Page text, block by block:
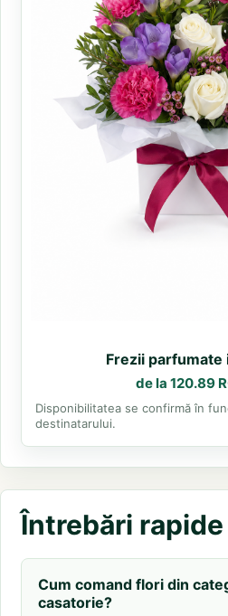
Frezii parfumate
de la 120.89
Disponibilitatea se confirmă în
destinatarului.
Întrebări rapide
Cum comand flori din
casatorie?